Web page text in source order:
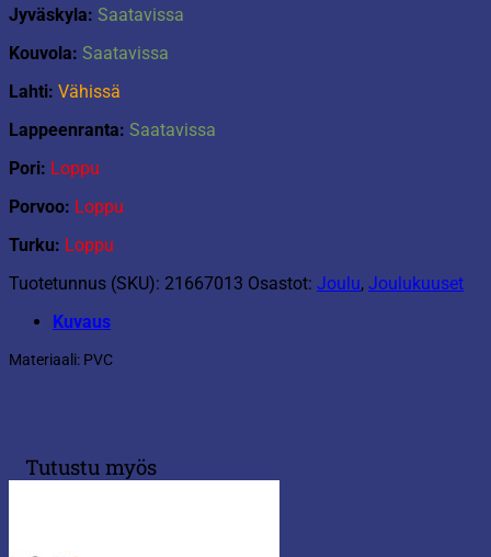
Jyväskyla: Saatavissa
Kouvola: Saatavissa
Lahti: Vähissä
Lappeenranta: Saatavissa
Pori: Loppu
Porvoo: Loppu
Turku: Loppu
Tuotetunnus (SKU): 21667013 Osastot: Joulu, Joulukuuset
Kuvaus
Materiaali: PVC
Tutustu myös